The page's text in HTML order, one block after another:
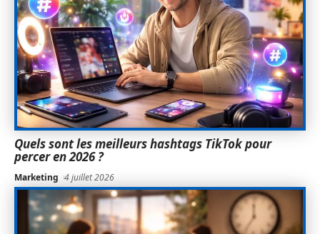
Quels sont les meilleurs hashtags TikTok pour
percer en 2026 ?
Marketing 4 juillet 2026